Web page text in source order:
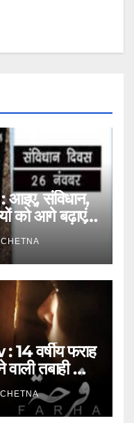
आइए, संविधान,
को आगे बढ़ाएं,
वर्षीय फराह
तबाही का